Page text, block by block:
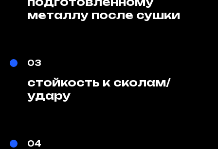
металлу после сушки
03
стойкость к сколам/
удару
04